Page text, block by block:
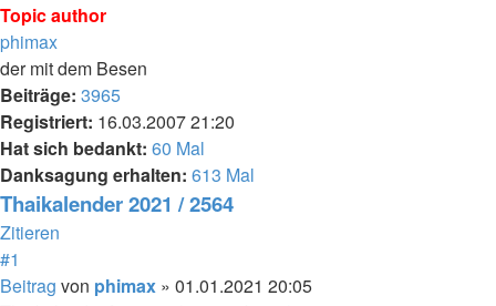
Topic author
phimax
der mit dem Besen
Beiträge: 3965
Registriert: 16.03.2007 21:20
Hat sich bedankt: 60 Mal
Danksagung erhalten: 613 Mal
Thaikalender 2021 / 2564
Zitieren
#1
Beitrag von phimax » 01.01.2021 20:05